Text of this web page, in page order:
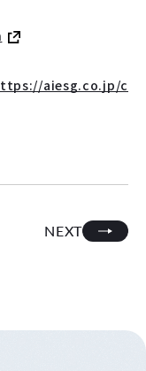
aiesg.co.jp/c
NEXT